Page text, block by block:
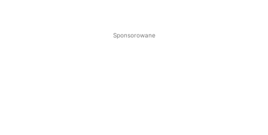
Sponsorowane